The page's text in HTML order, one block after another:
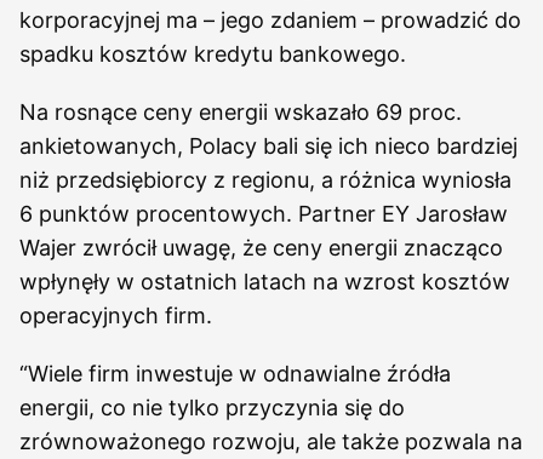
korporacyjnej ma – jego zdaniem – prowadzić do
spadku kosztów kredytu bankowego.
Na rosnące ceny energii wskazało 69 proc.
ankietowanych, Polacy bali się ich nieco bardziej
niż przedsiębiorcy z regionu, a różnica wyniosła
6 punktów procentowych. Partner EY Jarosław
Wajer zwrócił uwagę, że ceny energii znacząco
wpłynęły w ostatnich latach na wzrost kosztów
operacyjnych firm.
“Wiele firm inwestuje w odnawialne źródła
energii, co nie tylko przyczynia się do
zrównoważonego rozwoju, ale także pozwala na